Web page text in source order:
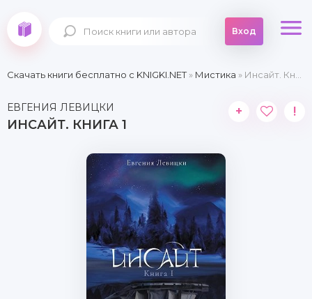
Вход
Скачать книги бесплатно c KNIGKI.NET» Мистика » Инсайт. Книга 1
ЕВГЕНИЯ ЛЕВИЦКИ
ИНСАЙТ. КНИГА 1
+ !